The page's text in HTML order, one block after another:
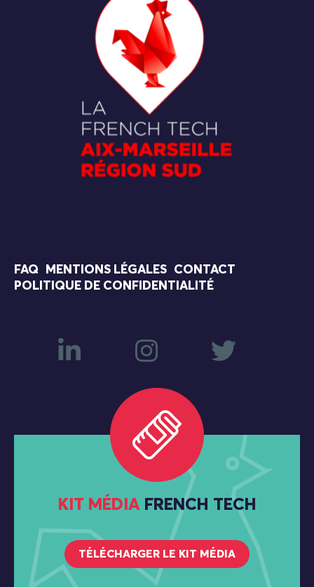
FAQ MENTIONS LÉGALES
CONTACT
POLITIQUE DE CONFIDENTIALITÉ
KIT MÉDIA FRENCH TECH
TÉLÉCHARGER LE KIT MÉDIA